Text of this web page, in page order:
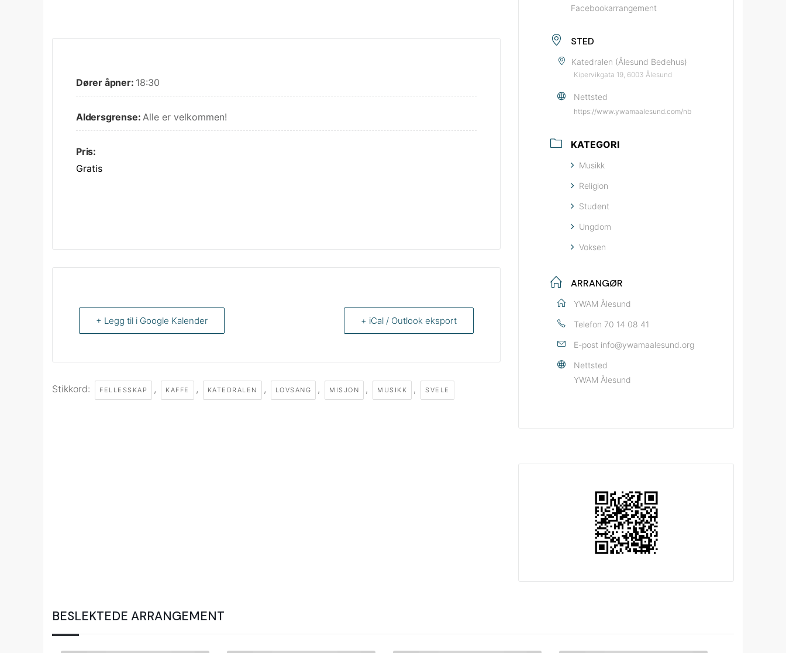
Dører åpner: 18:30
Aldersgrense:Alle er velkommen!
Pris:
Gratis
+ Legg til i Google Kalender + iCal / Outlook eksport
Stikkord: FELLESSKAP , KAFFE , KATEDRALEN , LOVSANG , MISJON , MUSIKK , SVELE
Facebookarrangement
STED
Katedralen (Ålesund Bedehus)
Kipervikgata 19, 6003 Ålesund
Nettsted
https://www.ywamaalesund.com/nb
KATEGORI
Musikk
Religion
Student
Ungdom
Voksen
ARRANGØR
YWAM Ålesund
Telefon 70 14 08 41
E-post info@ywamaalesund.org
Nettsted
YWAM Ålesund
BESLEKTEDE ARRANGEMENT